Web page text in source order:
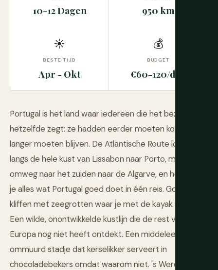
10-12 Dagen 950 km
☀
BESTE TIJD
Apr - Okt
💰
BUDGET
€60-120/dag
Portugal is het land waar iedereen die het bezoekt
hetzelfde zegt: ze hadden eerder moeten komen en
langer moeten blijven. De Atlantische Route loopt
langs de hele kust van Lissabon naar Porto, met een
omweg naar het zuiden naar de Algarve, en het geeft
je alles wat Portugal goed doet in één reis. Gouden
kliffen met zeegrotten waar je met de kayak in kunt.
Een wilde, onontwikkelde kustlijn die de rest van
Europa nog niet heeft ontdekt. Een middeleeuws
ommuurd stadje dat kerselikker serveert in
chocoladebekers omdat waarom niet. 's Werelds